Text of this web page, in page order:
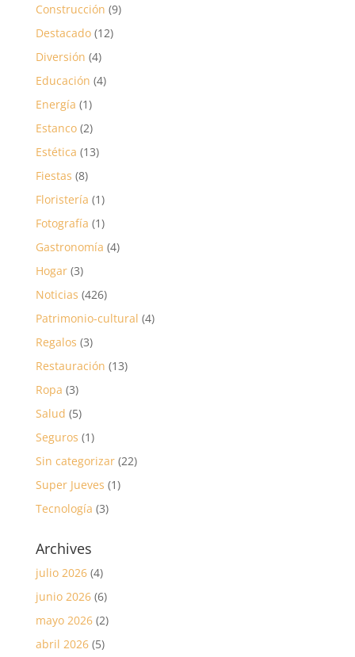
Construcción (9)
Destacado(12)
Diversión (4)
Educación (4)
Energía (1)
Estanco(2)
Estética (13)
Fiestas (8)
Floristería (1)
Fotografía (1)
Gastronomía (4)
Hogar(3)
Noticias (426)
Patrimonio-cultural (4)
Regalos (3)
Restauración (13)
Ropa (3)
Salud (5)
Seguros (1)
Sin categorizar(22)
Super Jueves (1)
Tecnología (3)
Archives
julio 2026(4)
junio 2026(6)
mayo 2026(2)
abril 2026(5)